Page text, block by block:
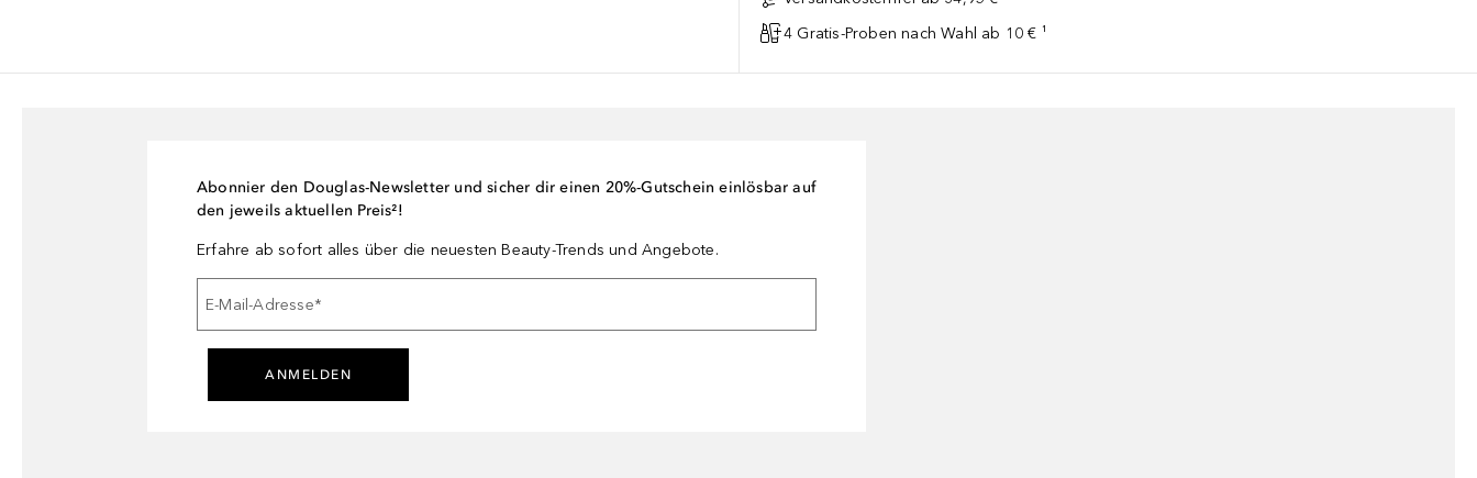
4 Gratis-Proben nach Wahl ab 10 € ¹
Abonnier den Douglas-Newsletter und sicher dir einen 20%-Gutschein einlösbar auf
den jeweils aktuellen Preis²!
Erfahre ab sofort alles über die neuesten Beauty-Trends und Angebote.
E-Mail-Adresse*
ANMELDEN